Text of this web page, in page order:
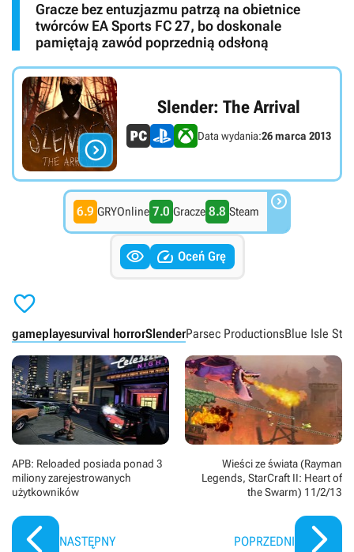
Gracze bez entuzjazmu patrzą na obietnice
twórców EA Sports FC 27, bo doskonale
pamiętają zawód poprzednią odsłoną

Slender: The Arrival
Data wydania:26 marca 2013
6.9 GRYOnline 7.0 Gracze 8.8 Steam 
  Oceń Grę

gameplayesurvival horrorSlenderParsec ProductionsBlue Isle
APB: Reloaded posiada ponad 3
miliony zarejestrowanych
użytkowników
NASTĘPNY
Wieści ze świata (Rayman
Legends, StarCraft II: Heart of
the Swarm) 11/2/13
POPRZEDNI